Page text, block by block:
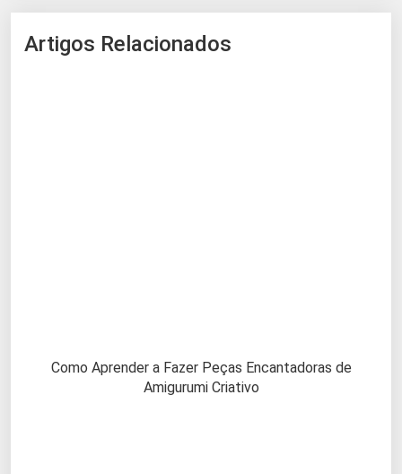
Artigos Relacionados
Como Aprender a Fazer Peças Encantadoras de
Amigurumi Criativo